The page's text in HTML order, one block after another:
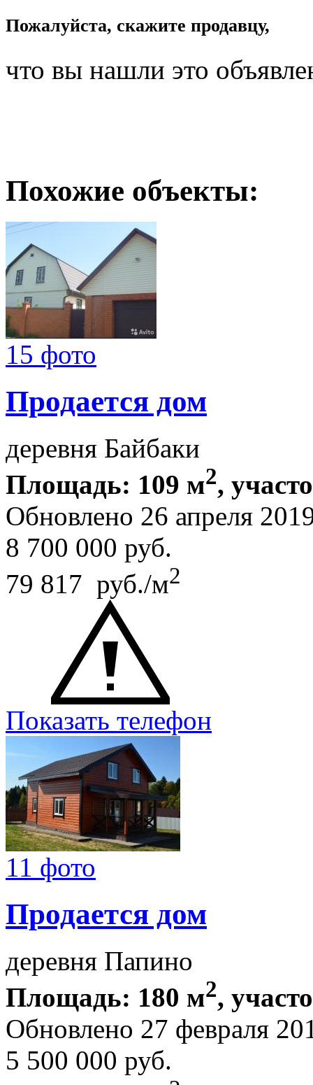
Пожалуйста, скажите продавцу,
что вы нашли это
Похожие объекты:
15 фото
Продается дом
деревня Байбаки
Площадь: 109 м2,
Обновлено 26 апреля
8 700 000 руб.
79 817 руб./м2
Показать телефон
11 фото
Продается дом
деревня Папино
Площадь: 180 м2,
Обновлено 27 февраля
5 500 000 руб.